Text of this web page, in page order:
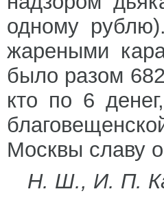
одному
жареными
было разом
кто по 6
Москвы славу
Н. Ш., И. П.